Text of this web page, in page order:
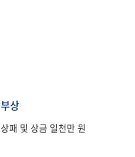
부상
상패 및 상금 일천만 원